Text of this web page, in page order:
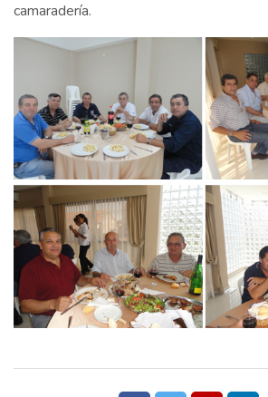
camaradería.